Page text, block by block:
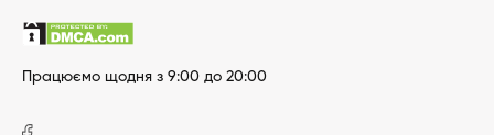
переваг, серед яких:
номінал від 100 гривень на зручну для вас суму;
легкість активації та подальшої експлуатації.
Таким чином, купуючи подарунковий сертифікат Benetton, ви даруєте
Працюємо щодня з 9:00 до 20:00